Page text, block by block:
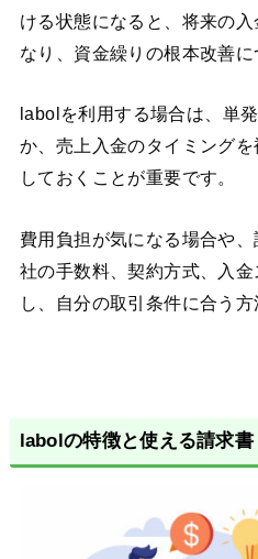
ける状態になると、将来の
なり、資金繰りの根本改善に
labolを利用する場合は、単
か、売上入金のタイミング
しておくことが重要です。
費用負担が気になる場合や
社の手数料、契約方式、入
し、自分の取引条件に合う方
labolの特徴と使える請求書